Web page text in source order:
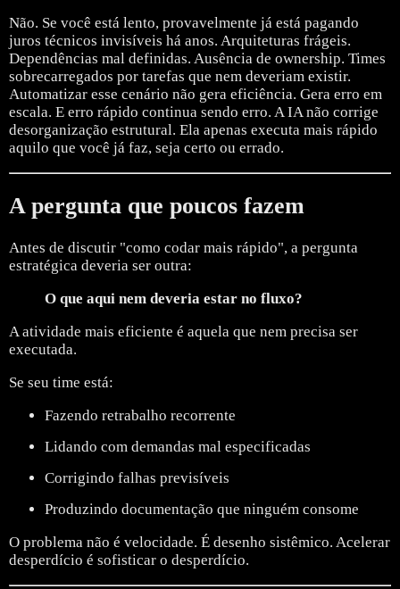
Não. Se você está lento, provavelmente já está pagando
juros técnicos invisíveis há anos. Arquiteturas frágeis.
Dependências mal definidas. Ausência de ownership. Times
sobrecarregados por tarefas que nem deveriam existir.
Automatizar esse cenário não gera eficiência. Gera erro em
escala. E erro rápido continua sendo erro. A IA não corrige
desorganização estrutural. Ela apenas executa mais rápido
aquilo que você já faz, seja certo ou errado.
A pergunta que poucos fazem
Antes de discutir "como codar mais rápido", a pergunta
estratégica deveria ser outra:
O que aqui nem deveria estar no fluxo?
A atividade mais eficiente é aquela que nem precisa ser
executada.
Se seu time está:
Fazendo retrabalho recorrente
Lidando com demandas mal especificadas
Corrigindo falhas previsíveis
Produzindo documentação que ninguém consome
O problema não é velocidade. É desenho sistêmico. Acelerar
desperdício é sofisticar o desperdício.